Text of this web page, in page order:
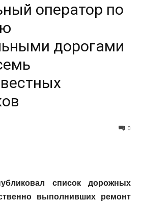
оператор по
дорогами
0
список дорожных
выполнивших ремонт